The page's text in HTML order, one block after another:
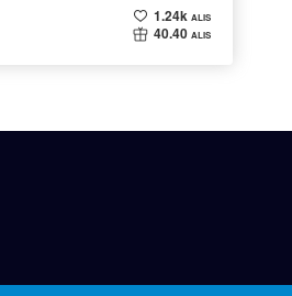
1.24k ALIS
40.40 ALIS